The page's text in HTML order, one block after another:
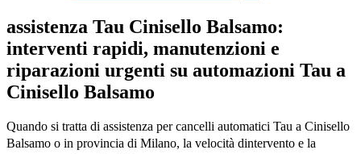
assistenza Tau Cinisello Balsamo:
interventi rapidi, manutenzioni e
riparazioni urgenti su automazioni Tau a
Cinisello Balsamo
Quando si tratta di assistenza per cancelli automatici Tau a Cinisello
Balsamo o in provincia di Milano, la velocità dintervento e la